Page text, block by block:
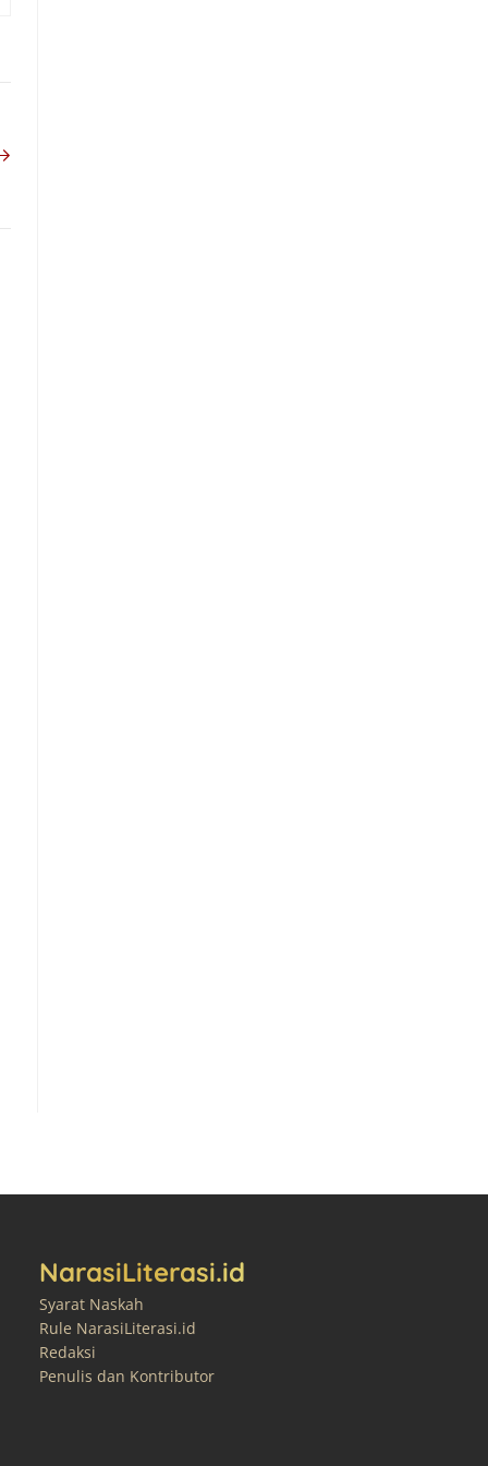
NarasiLiterasi.id
Syarat Naskah
Rule NarasiLiterasi.id
Redaksi
Penulis dan Kontributor